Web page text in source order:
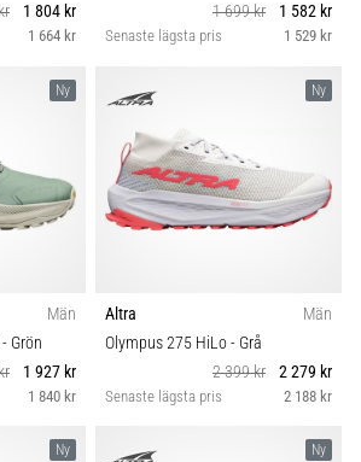
1 804 kr
1 664 kr
1 699 kr
1 582 kr
Senaste lägsta pris 1 529 kr
Ny
Män
- Grön
1 927 kr
1 840 kr
Ny
Altra
Män
Olympus 275 HiLo- Grå
2 399 kr
2 279 kr
Senaste lägsta pris 2 188 kr
Ny Ny